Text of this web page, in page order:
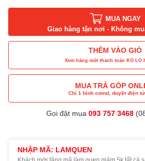
MUA NGAY
Giao hàng tận nơi - Không
THÊM VÀO GIỎ
Xem hàng mới thanh toán KO LO
MUA TRẢ GÓP
Chỉ 1 hình cmnd, duyệt điện
Gọi đặt mua 093 757 3468
NHẬP MÃ: LAMQUEN